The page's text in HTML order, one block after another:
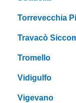
Torrevecchia
Travacò
Tromello
Vidigulfo
Vigevano